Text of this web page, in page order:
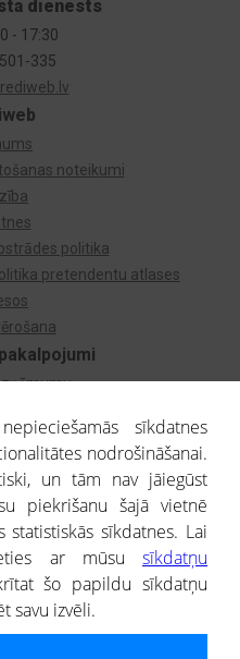
koks
atlase
uzņēmumiem
noteikumi
politika
pretendentu atlases
dienests
- 17:30
335
sīkdatnes
nodrošināšanai.
un tām nav jāiegūst
piekrišanu šajā vietnē
sīkdatnes. Lai
ar mūsu sīkdatņu
šo papildu sīkdatņu
savu izvēli.